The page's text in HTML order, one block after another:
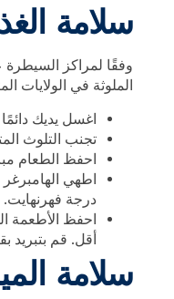
سلامة
وفقًا لمراكز السيطرة
الملوثة في الولايات
اغسل يديك
تجنب التلوث
احفظ الطعام
درجة فهرنهايت.
أقل. قم بتبريد
سلامة